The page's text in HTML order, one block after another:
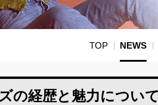
TOP NEWS
の経歴と魅力につい